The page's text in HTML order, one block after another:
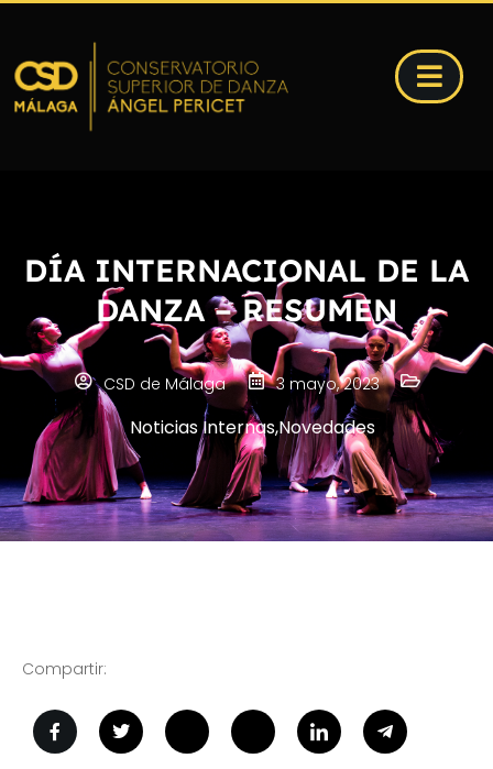
DÍA INTERNACIONAL DE LA
DANZA – RESUMEN
CSD de Málaga 3 mayo, 2023
Noticias Internas,Novedades
Compartir: